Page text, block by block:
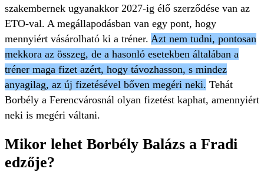
szakembernek ugyanakkor 2027-ig élő szerződése van az
ETO-val. A megállapodásban van egy pont, hogy
mennyiért vásárolható ki a tréner. Azt nem tudni, pontosan
mekkora az összeg, de a hasonló esetekben általában a
tréner maga fizet azért, hogy távozhasson, s mindez
anyagilag, az új fizetésével bőven megéri neki. Tehát
Borbély a Ferencvárosnál olyan fizetést kaphat, amennyiért
neki is megéri váltani.
Mikor lehet Borbély Balázs a Fradi
edzője?